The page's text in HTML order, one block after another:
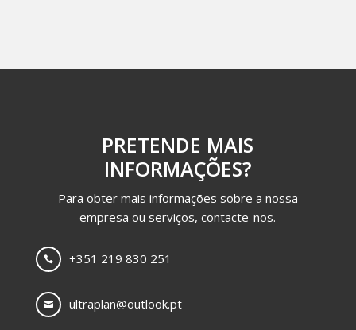
PRETENDE MAIS
INFORMAÇÕES?
Para obter mais informações sobre a nossa
empresa ou serviços, contacte-nos.
 +351 219 830 251
 ultraplan@outlook.pt